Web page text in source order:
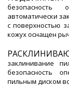
безопасность
автоматически
с поверхностью
кожух оснащен
заклинивание
безопасность
пильным диском